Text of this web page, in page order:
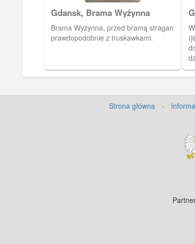
Gdansk, Brama Wyżynna
Brama Wyżynna, przed bramą stragan
prawdopodobnie z truskawkami.
Strona główna ·